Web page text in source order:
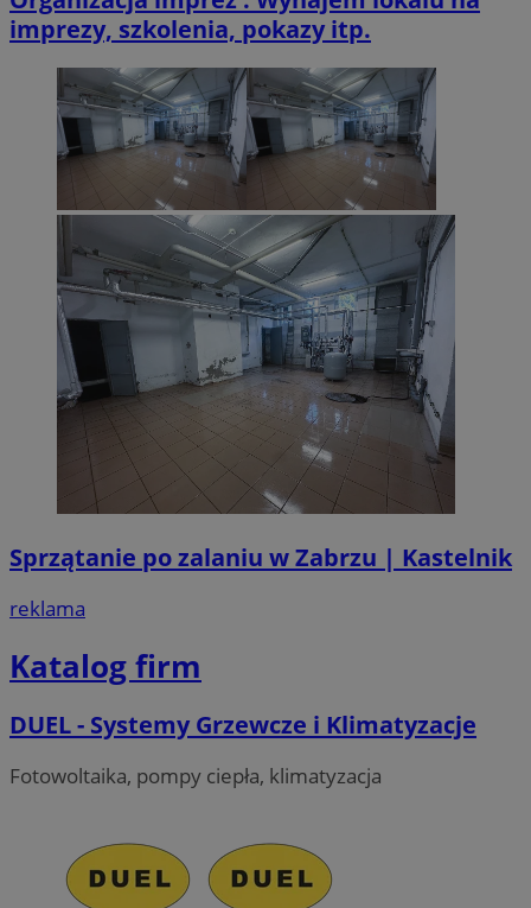
imprezy, szkolenia, pokazy itp.
Sprzątanie po zalaniu w Zabrzu | Kastelnik
reklama
Katalog firm
DUEL - Systemy Grzewcze i Klimatyzacje
Fotowoltaika, pompy ciepła, klimatyzacja